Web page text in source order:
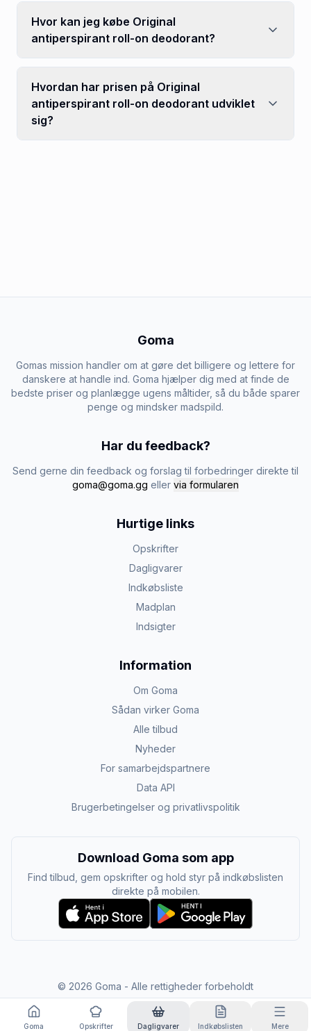
Hvor kan jeg købe Original
antiperspirant roll-on deodorant?
Hvordan har prisen på Original
antiperspirant roll-on deodorant udviklet
sig?
Goma
Gomas mission handler om at gøre det billigere og lettere for
danskere at handle ind. Goma hjælper dig med at finde de
bedste priser og planlægge ugens måltider, så du både sparer
penge og mindsker madspild.
Har du feedback?
Send gerne din feedback og forslag til forbedringer direkte til
goma@goma.gg eller via formularen
Hurtige links
Opskrifter
Dagligvarer
Indkøbsliste
Madplan
Indsigter
Information
Om Goma
Sådan virker Goma
Alle tilbud
Nyheder
For samarbejdspartnere
Data API
Brugerbetingelser og privatlivspolitik
Download Goma som app
Find tilbud, gem opskrifter og hold styr på indkøbslisten
direkte på mobilen.
© 2026 Goma - Alle rettigheder forbeholdt
Goma Opskrifter Dagligvarer Indkøbslisten Mere